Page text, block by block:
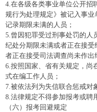
4.在各级各类事业单位公开招
规行为处理规定》被记入事业
记录期限未满的人员；
5.曾因犯罪受过刑事处罚的人
纪处分期限未满或者正在接
者正在接受司法调查尚未作出
6.按照国家、省有关规定，尚
式在编工作人员；
7.被依法列为失信联合惩戒对
8.法律规定不得参加报考或聘
（六）报考回避规定